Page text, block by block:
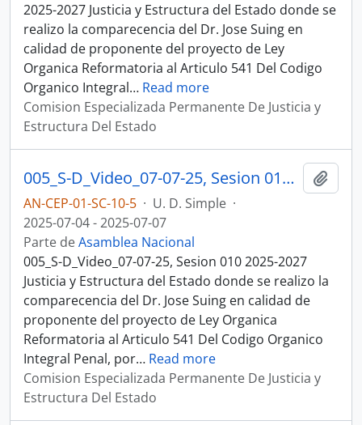
2025-2027 Justicia y Estructura del Estado donde se
realizo la comparecencia del Dr. Jose Suing en
calidad de proponente del proyecto de Ley
Organica Reformatoria al Articulo 541 Del Codigo
Organico Integral… Read more
Comision Especializada Permanente De Justicia y
Estructura Del Estado
005_S-D_Video_07-07-25, Sesion 010 Justicia y Estructura del Estado
AN-CEP-01-SC-10-5 · U. D. Simple ·
2025-07-04 - 2025-07-07
Parte deAsamblea Nacional
005_S-D_Video_07-07-25, Sesion 010 2025-2027
Justicia y Estructura del Estado donde se realizo la
comparecencia del Dr. Jose Suing en calidad de
proponente del proyecto de Ley Organica
Reformatoria al Articulo 541 Del Codigo Organico
Integral Penal, por… Read more
Comision Especializada Permanente De Justicia y
Estructura Del Estado